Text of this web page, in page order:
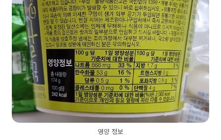
영양 정보